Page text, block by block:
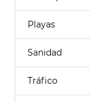
Playas
Sanidad
Tráfico